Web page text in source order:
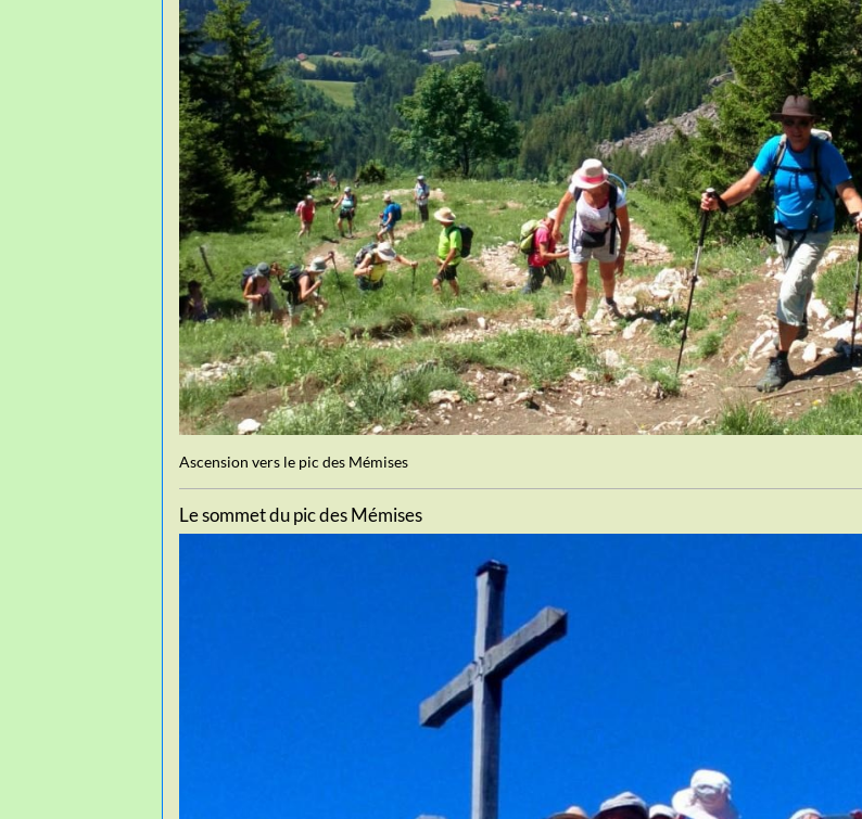
Ascension vers le pic des Mémises
Le sommet du pic des Mémises